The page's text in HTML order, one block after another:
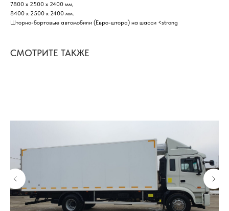
7800 х 2500 х 2400 мм,
8400 х 2500 х 2400 мм.
Шторно-бортовые автомобили (Евро-штора) на шасси <strong
СМОТРИТЕ ТАКЖЕ